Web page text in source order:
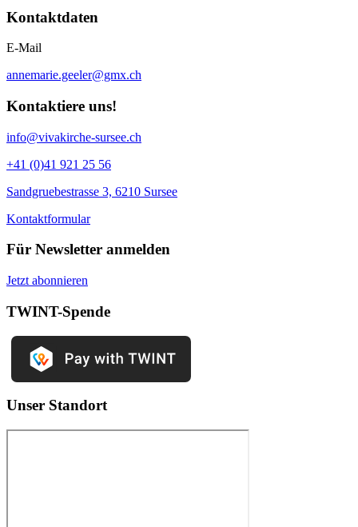
Kontaktdaten
E-Mail
annemarie.geeler@gmx.ch
Kontaktiere uns!
info@vivakirche-sursee.ch
+41 (0)41 921 25 56
Sandgruebestrasse 3, 6210 Sursee
Kontaktformular
Für Newsletter anmelden
Jetzt abonnieren
TWINT-Spende
Unser Standort